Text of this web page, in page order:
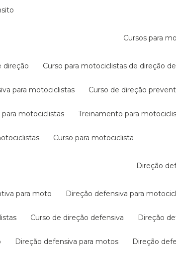
cursos para
direção curso para motociclistas de direção
para motociclistas curso de direção
motociclistas treinamento para
curso para motociclista
direção
para moto direção defensiva para
curso de direção defensiva direção
direção defensiva para motos direção